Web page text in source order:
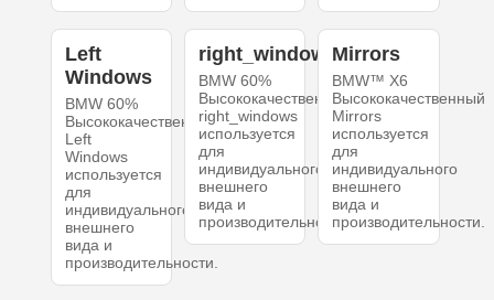
Left
Windows
BMW 60%
Высококачественный
Left
Windows
используется
для
индивидуального
внешнего
вида и
производительности.
right_windows
BMW 60%
Высококачественный
right_windows
используется
для
индивидуального
внешнего
вида и
производительности.
Mirrors
BMW™ X6
Высококачественный
Mirrors
используется
для
индивидуального
внешнего
вида и
производительности.